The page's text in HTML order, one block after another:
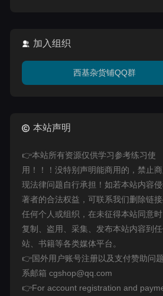
加入组织
西基杂货铺QQ群
本站声明
👉本站所有资源仅供学习参考练习使
用！！！没特别声明能商用的，禁止
现法律问题自行承担！如若本站内容
著者的合法权益，可联系我们删除链接
任何个人或组织，在未征得本站同意
复制、盗用、采集、发布本站内容到
站、书籍等各类媒体平台。
👉国外用户账号注册以及支付赞助问
系邮箱 cgshop@qq.com
👉For account registration and